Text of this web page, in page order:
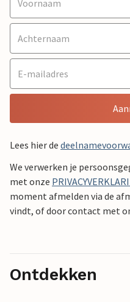
Lees hier de
We verwerken je
met onze
moment afmelden via de
vindt, of door contact met
Ontdekken